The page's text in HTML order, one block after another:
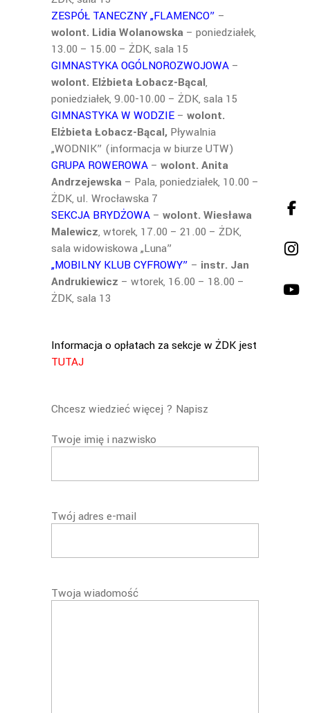
ZESPÓŁ TANECZNY „FLAMENCO” –
wolont. Lidia Wolanowska – poniedziałek,
13.00 – 15.00 – ŻDK, sala 15
GIMNASTYKA OGÓLNOROZWOJOWA –
wolont. Elżbieta Łobacz-Bącal,
poniedziałek, 9.00-10.00 – ŻDK, sala 15
GIMNASTYKA W WODZIE – wolont.
Elżbieta Łobacz-Bącal, Pływalnia
„WODNIK” (informacja w biurze UTW)
GRUPA ROWEROWA – wolont. Anita
Andrzejewska – Pala, poniedziałek, 10.00 –
ŻDK, ul. Wrocławska 7
SEKCJA BRYDŻOWA – wolont. Wiesława
Malewicz, wtorek, 17.00 – 21.00 – ŻDK,
sala widowiskowa „Luna”
„MOBILNY KLUB CYFROWY” – instr. Jan
Andrukiewicz – wtorek, 16.00 – 18.00 –
ŻDK, sala 13
Informacja o opłatach za sekcje w ŻDK jest
TUTAJ
Chcesz wiedzieć więcej ? Napisz
Twoje imię i nazwisko
Twój adres e-mail
Twoja wiadomość